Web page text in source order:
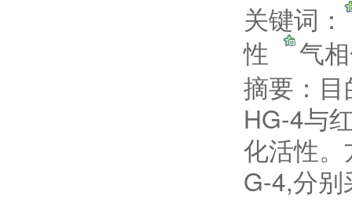
关键词：
性
气
摘要：
HG-4与
化活性
G-4,分